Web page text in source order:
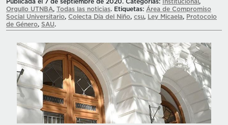
Publicada el 7 de septiembre de 2020. Categorías: Institucional ,
Orgullo UTNBA, Todas las noticias. Etiquetas: Área de Compromiso
Social Universitario, Colecta Día del Niño, csu, Ley Micaela, Protocolo
de Género, SAU.